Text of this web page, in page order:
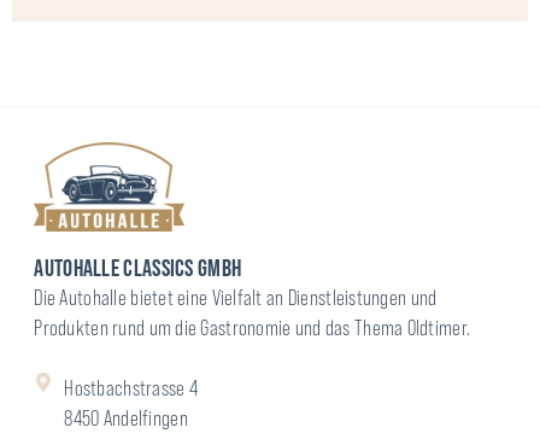
AUTOHALLE CLASSICS GMBH
Die Autohalle bietet eine Vielfalt an Dienstleistungen und
Produkten rund um die Gastronomie und das Thema Oldtimer.
Hostbachstrasse 4
8450 Andelfingen